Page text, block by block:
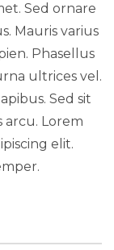
Sed ornare
Mauris varius
Phasellus
ultrices vel.
Sed sit
arcu. Lorem
elit.